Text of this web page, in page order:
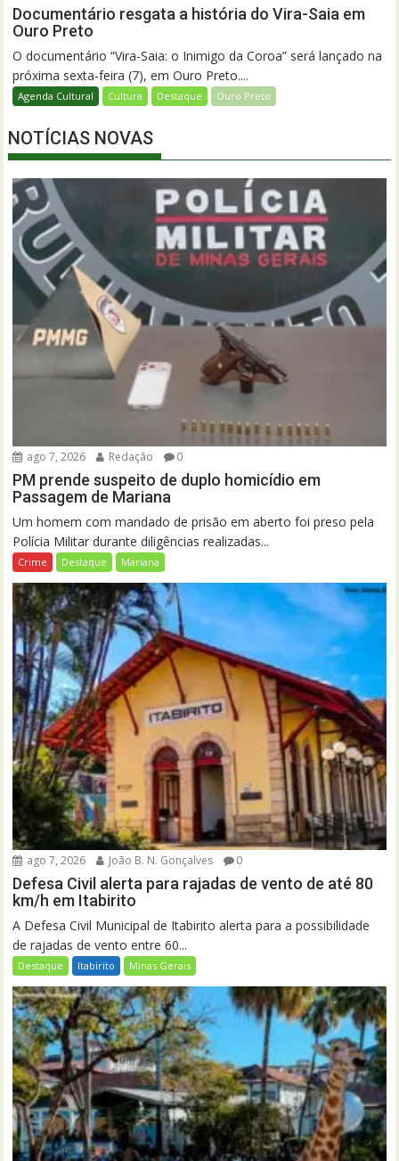
Documentário resgata a história do Vira-Saia em
Ouro Preto
O documentário “Vira-Saia: o Inimigo da Coroa” será lançado na
próxima sexta-feira (7), em Ouro Preto....
Agenda Cultural Cultura Destaque Ouro Preto
NOTÍCIAS NOVAS
ago 7, 2026 Redação 0
PM prende suspeito de duplo homicídio em
Passagem de Mariana
Um homem com mandado de prisão em aberto foi preso pela
Polícia Militar durante diligências realizadas...
Crime Destaque Mariana
ago 7, 2026 João B. N. Gonçalves 0
Defesa Civil alerta para rajadas de vento de até 80
km/h em Itabirito
A Defesa Civil Municipal de Itabirito alerta para a possibilidade
de rajadas de vento entre 60...
Destaque Itabirito Minas Gerais